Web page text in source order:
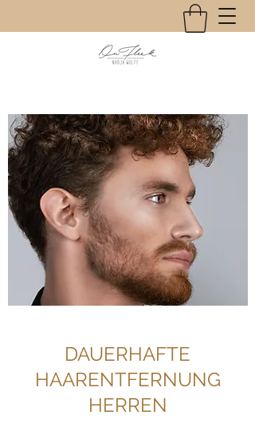
DAUERHAFTE
HAARENTFERNUNG
HERREN